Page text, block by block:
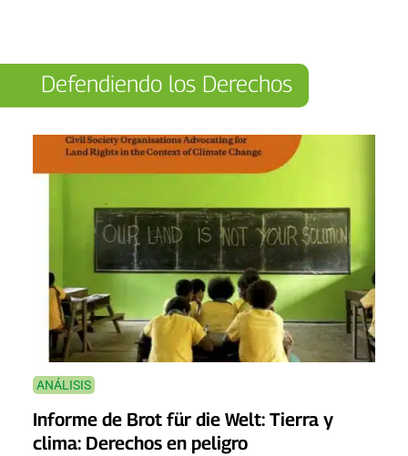
Defendiendo los Derechos
ANÁLISIS
Informe de Brot für die Welt: Tierra y
clima: Derechos en peligro